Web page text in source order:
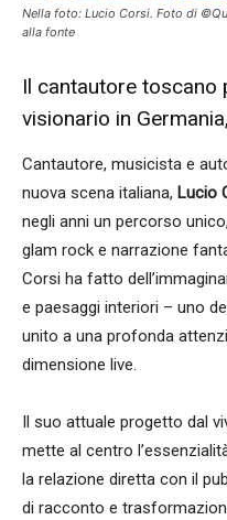
Nella foto: Lucio Corsi. Foto di
alla fonte
Il cantautore toscano
visionario in
Cantautore, musicista e
nuova scena italiana, Lucio
negli anni un percorso
glam rock e narrazione
Corsi ha fatto
e paesaggi interiori – uno
unito a una profonda
dimensione live.
Il suo attuale progetto dal
mette al centro
la relazione diretta con il
di racconto e